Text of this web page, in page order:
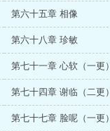
第六十五章 相像
第六十八章 珍敏
第七十一章 心软（一更）
第七十四章 谢临（二更）
第七十七章 脸呢（一更）